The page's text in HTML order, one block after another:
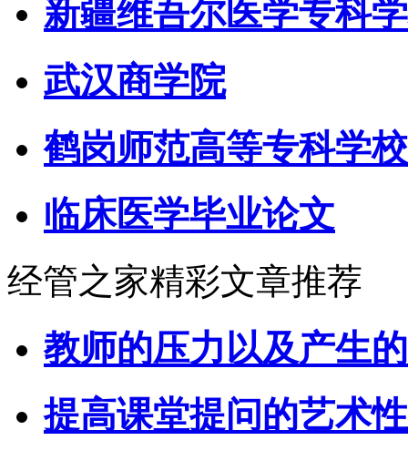
新疆维吾尔医学专科
武汉商学院
鹤岗师范高等专科学校
临床医学毕业论文
经管之家精彩文章推荐
教师的压力以及产生
提高课堂提问的艺术